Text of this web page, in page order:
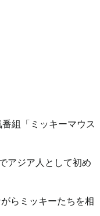
組「ミッキーマウス
アジア人として初め
らミッキーたちを相